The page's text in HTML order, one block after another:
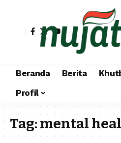
Beranda Berita
Profil
Tag:mental